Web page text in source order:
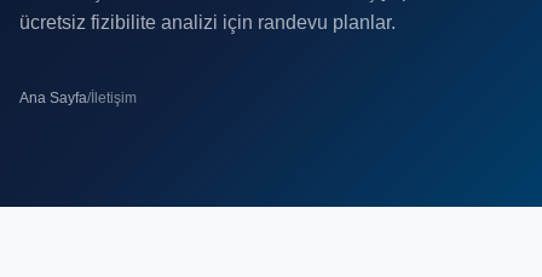
ücretsiz fizibilite analizi için randevu planlar.
Ana Sayfa/ İletişim